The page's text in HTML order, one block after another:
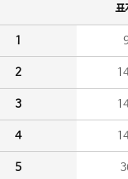
표
1
2
3
4
5